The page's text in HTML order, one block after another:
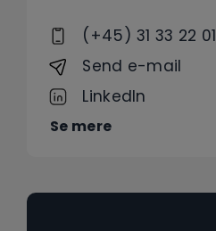
(+45) 31 33 22 01
Send e-mail
LinkedIn
Se mere